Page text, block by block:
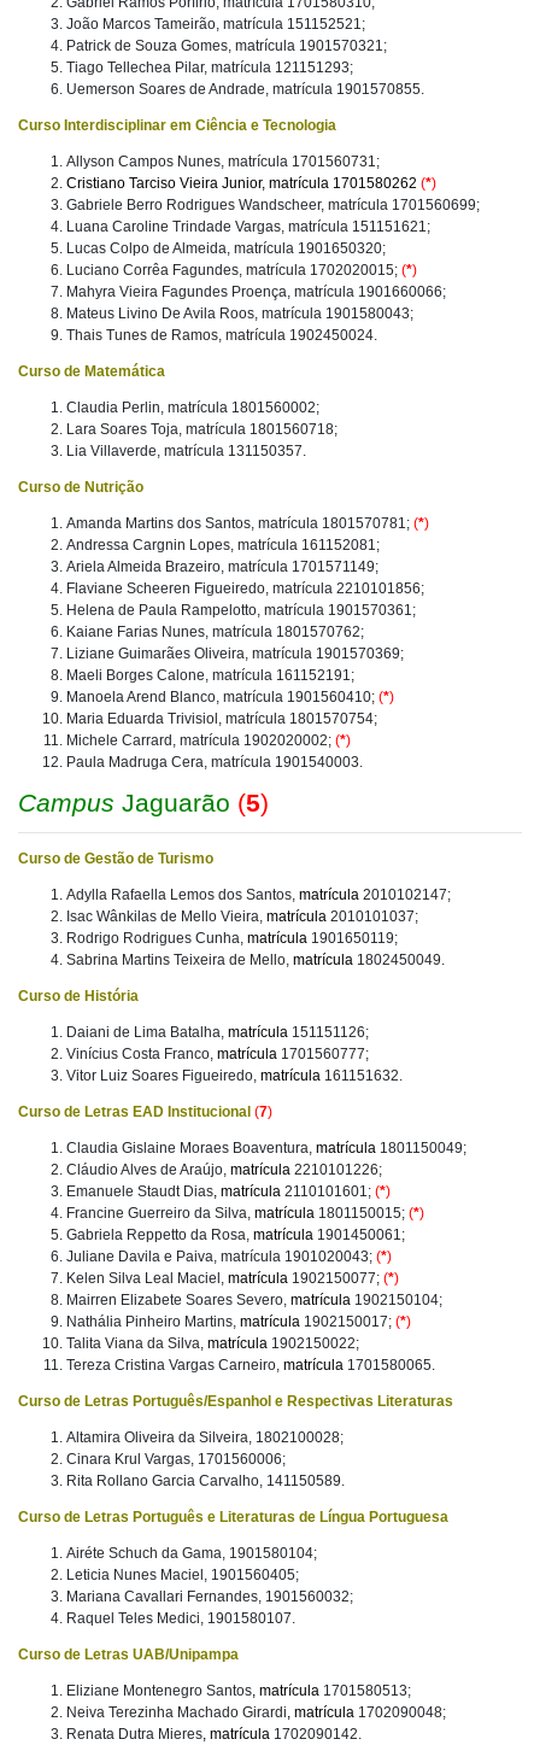
João Marcos Tameirão, matrícula 151152521;
Patrick de Souza Gomes, matrícula 1901570321;
Tiago Tellechea Pilar, matrícula 121151293;
Uemerson Soares de Andrade, matrícula 1901570855.
Curso Interdisciplinar em Ciência e Tecnologia
Allyson Campos Nunes, matrícula 1701560731;
Cristiano Tarciso Vieira Junior, matrícula 1701580262 (*)
Gabriele Berro Rodrigues Wandscheer, matrícula 1701560699;
Luana Caroline Trindade Vargas, matrícula 151151621;
Lucas Colpo de Almeida, matrícula 1901650320;
Luciano Corrêa Fagundes, matrícula 1702020015; (*)
Mahyra Vieira Fagundes Proença, matrícula 1901660066;
Mateus Livino De Avila Roos, matrícula 1901580043;
Thais Tunes de Ramos, matrícula 1902450024.
Curso de Matemática
Claudia Perlin, matrícula 1801560002;
Lara Soares Toja, matrícula 1801560718;
Lia Villaverde, matrícula 131150357.
Curso de Nutrição
Amanda Martins dos Santos, matrícula 1801570781; (*)
Andressa Cargnin Lopes, matrícula 161152081;
Ariela Almeida Brazeiro, matrícula 1701571149;
Flaviane Scheeren Figueiredo, matrícula 2210101856;
Helena de Paula Rampelotto, matrícula 1901570361;
Kaiane Farias Nunes, matrícula 1801570762;
Liziane Guimarães Oliveira, matrícula 1901570369;
Maeli Borges Calone, matrícula 161152191;
Manoela Arend Blanco, matrícula 1901560410; (*)
Maria Eduarda Trivisiol, matrícula 1801570754;
Michele Carrard, matrícula 1902020002; (*)
Paula Madruga Cera, matrícula 1901540003.
Campus Jaguarão (5)
Curso de Gestão de Turismo
Adylla Rafaella Lemos dos Santos, matrícula 2010102147;
Isac Wânkilas de Mello Vieira, matrícula 2010101037;
Rodrigo Rodrigues Cunha, matrícula 1901650119;
Sabrina Martins Teixeira de Mello, matrícula 1802450049.
Curso de História
Daiani de Lima Batalha, matrícula 151151126;
Vinícius Costa Franco, matrícula 1701560777;
Vitor Luiz Soares Figueiredo, matrícula 161151632.
Curso de Letras EAD Institucional (7)
Claudia Gislaine Moraes Boaventura, matrícula 1801150049;
Cláudio Alves de Araújo, matrícula 2210101226;
Emanuele Staudt Dias, matrícula 2110101601; (*)
Francine Guerreiro da Silva, matrícula 1801150015; (*)
Gabriela Reppetto da Rosa, matrícula 1901450061;
Juliane Davila e Paiva, matrícula 1901020043; (*)
Kelen Silva Leal Maciel, matrícula 1902150077; (*)
Mairren Elizabete Soares Severo, matrícula 1902150104;
Nathália Pinheiro Martins, matrícula 1902150017; (*)
Talita Viana da Silva, matrícula 1902150022;
Tereza Cristina Vargas Carneiro, matrícula 1701580065.
Curso de Letras Português/Espanhol e Respectivas Literaturas
Altamira Oliveira da Silveira, 1802100028;
Cinara Krul Vargas, 1701560006;
Rita Rollano Garcia Carvalho, 141150589.
Curso de Letras Português e Literaturas de Língua Portuguesa
Airéte Schuch da Gama, 1901580104;
Leticia Nunes Maciel, 1901560405;
Mariana Cavallari Fernandes, 1901560032;
Raquel Teles Medici, 1901580107.
Curso de Letras UAB/Unipampa
Eliziane Montenegro Santos, matrícula 1701580513;
Neiva Terezinha Machado Girardi, matrícula 1702090048;
Renata Dutra Mieres, matrícula 1702090142.